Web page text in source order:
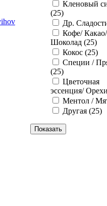
Кленовый
(25)
Др.
Кофе/ Какао/
Шоколад (25)
Кокос (25)
Специи /
(25)
Цветочная
эссенция/ Орехи
Ментол /
Другая (25)